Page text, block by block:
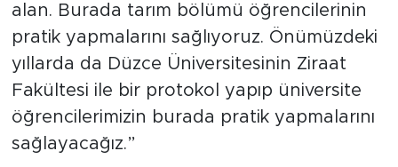
alan. Burada tarım bölümü öğrencilerinin
pratik yapmalarını sağlıyoruz. Önümüzdeki
yıllarda da Düzce Üniversitesinin Ziraat
Fakültesi ile bir protokol yapıp üniversite
öğrencilerimizin burada pratik yapmalarını
sağlayacağız.”